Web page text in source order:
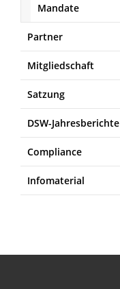
Mandate
Partner
Mitgliedschaft
Satzung
DSW-Jahresberichte
Compliance
Infomaterial